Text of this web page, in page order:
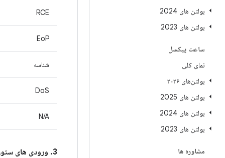
بولتن های 2024
بولتن های 2023
ساعت پیکسل
نمای کلی
بولتن‌های ۲۰۲۶
بولتن های 2025
بولتن های 2024
بولتن های 2023
مشاوره ها
RCE
EoP
شناسه
DoS
N/A
3. ورودی های ستون